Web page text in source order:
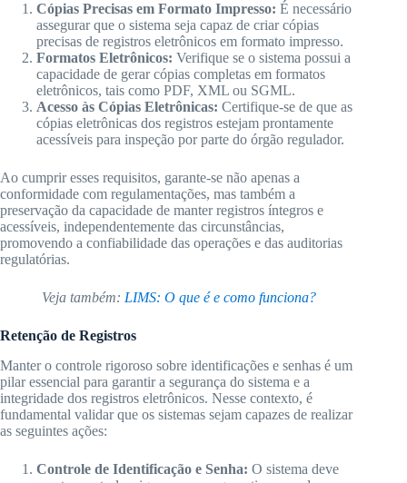
Cópias Precisas em Formato Impresso: É necessário
assegurar que o sistema seja capaz de criar cópias
precisas de registros eletrônicos em formato impresso.
Formatos Eletrônicos: Verifique se o sistema possui a
capacidade de gerar cópias completas em formatos
eletrônicos, tais como PDF, XML ou SGML.
Acesso às Cópias Eletrônicas: Certifique-se de que as
cópias eletrônicas dos registros estejam prontamente
acessíveis para inspeção por parte do órgão regulador.
Ao cumprir esses requisitos, garante-se não apenas a
conformidade com regulamentações, mas também a
preservação da capacidade de manter registros íntegros e
acessíveis, independentemente das circunstâncias,
promovendo a confiabilidade das operações e das auditorias
regulatórias.
Veja também:LIMS: O que é e como funciona?
Retenção de Registros
Manter o controle rigoroso sobre identificações e senhas é um
pilar essencial para garantir a segurança do sistema e a
integridade dos registros eletrônicos. Nesse contexto, é
fundamental validar que os sistemas sejam capazes de realizar
as seguintes ações:
Controle de Identificação e Senha: O sistema deve